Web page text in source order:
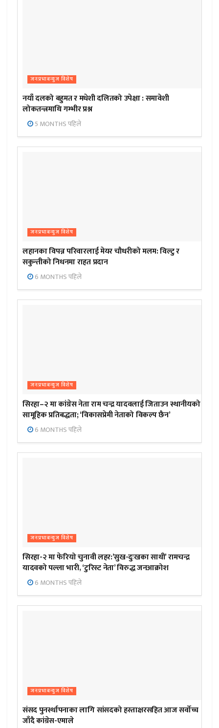
जनप्रभाबन्युज विशेष
नयाँ दलको बहुमत र मधेशी दलितको उपेक्षा : समावेशी
लोकतन्त्रमाथि गम्भीर प्रश्न
5 MONTHS पहिले
जनप्रभाबन्युज विशेष
लहानका विपन्न परिवारलाई मेयर चौधरीको मलम: विल्टु र
सकुन्तीको निधनमा राहत प्रदान
6 MONTHS पहिले
जनप्रभाबन्युज विशेष
सिरहा–२ मा कांग्रेस नेता राम चन्द्र यादवलाई जिताउन स्थानीयको
सामूहिक प्रतिबद्धता; ‘विकासप्रेमी नेताको विकल्प छैन’
6 MONTHS पहिले
जनप्रभाबन्युज विशेष
सिरहा-२ मा फेरियो चुनावी लहर:’सुख-दुःखका साथी’ रामचन्द्र
यादवको पल्ला भारी, ‘टुरिस्ट नेता’ विरुद्ध जनआक्रोश
6 MONTHS पहिले
जनप्रभाबन्युज विशेष
संसद पुनर्स्थापनाका लागि सांसदको हस्ताक्षरसहित आज सर्वोच्च
जाँदै कांग्रेस-एमाले